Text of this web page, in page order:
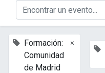
Formación:
Comunidad
de Madrid
×